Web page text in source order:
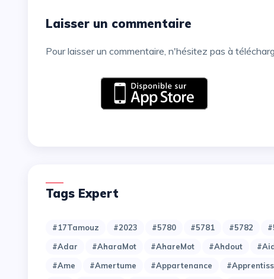
Laisser un commentaire
Pour laisser un commentaire, n'hésitez pas à
Tags Expert
#17Tamouz #2023 #5780 #5781 #5782
#Adar
#AharaMot #AhareMot #Ahdout
#Ame
#Amertume #Appartenance